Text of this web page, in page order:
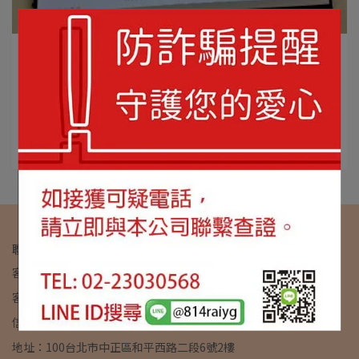
龍潭肯納園辦理了 自閉症青年家庭支持與親子互動系列講
座 (二)， 特別請來了 ⋯
閱讀更多 ->
聯絡資訊：肯納園社會企業
客服專線：02-23030568
客服時間：平日｜09:00~17:00
信箱：lovek@kannervillage.com
地址：100台北市中正區和平西路二段6號2樓